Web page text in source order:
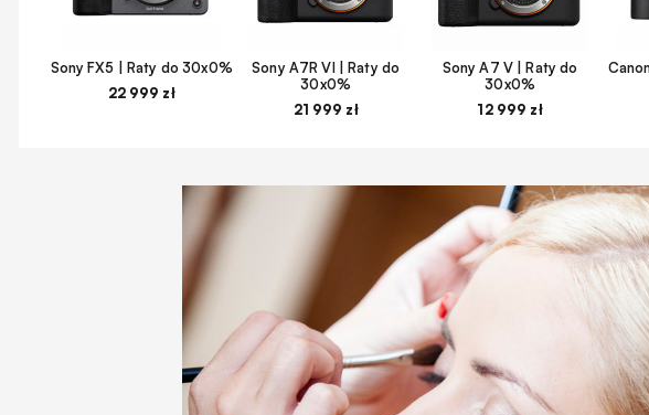
Sony FX5 | Raty do 30x0%
22 999 zł
Sony A7R VI | Raty do
30x0%
21 999 zł
Sony A7 V | Raty do
30x0%
12 999 zł